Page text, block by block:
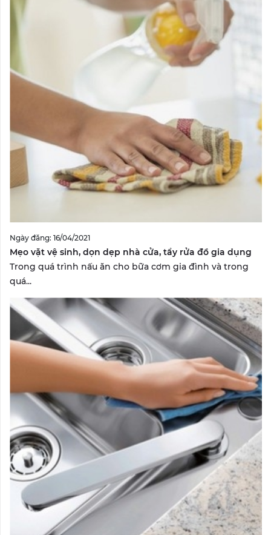
Ngày đăng: 16/04/2021
Mẹo vặt vệ sinh, dọn dẹp nhà cửa, tẩy rửa đồ gia dụng
Trong quá trình nấu ăn cho bữa cơm gia đình và trong
quá...